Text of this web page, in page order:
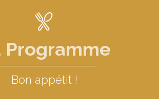
Programme
Bon appétit !